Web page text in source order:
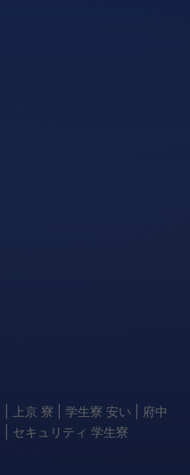
上京 寮 | 学生寮 安い | 府中
セキュリティ 学生寮